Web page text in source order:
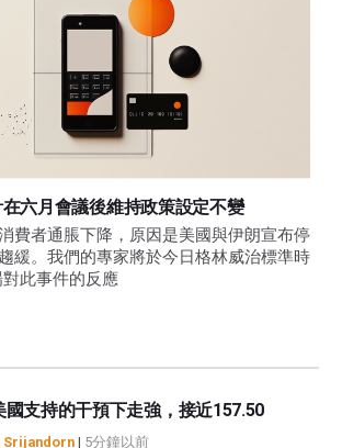
六月會議後維持政策設定不變
費者通脹下降，原因是美國與伊朗宣布停
緩。我們的專家將於今日格林威治標準時
此事件的反應
國支持的干預下走強，接近157.50
Srijandorn | 5分鐘以前